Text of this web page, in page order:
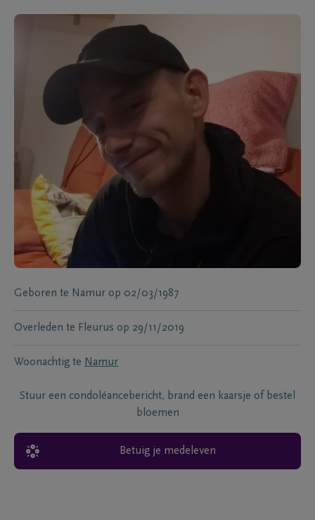
Geboren te Namur op 02/03/1987
Overleden te Fleurus op 29/11/2019
Woonachtig te Namur
Stuur een condoléancebericht, brand een kaarsje of bestel
bloemen
Betuig je medeleven